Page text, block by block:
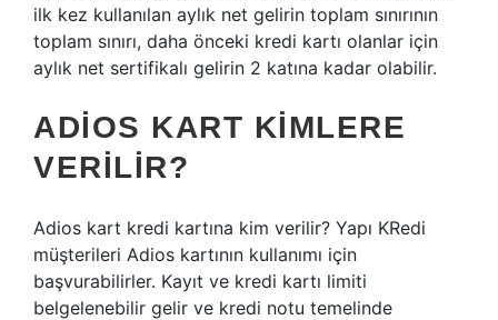
ilk kez kullanılan aylık net gelirin toplam sınırının
toplam sınırı, daha önceki kredi kartı olanlar için
aylık net sertifikalı gelirin 2 katına kadar olabilir.
ADIOS KART KIMLERE
VERILIR?
Adios kart kredi kartına kim verilir? Yapı KRedi
müşterileri Adios kartının kullanımı için
başvurabilirler. Kayıt ve kredi kartı limiti
belgelenebilir gelir ve kredi notu temelinde